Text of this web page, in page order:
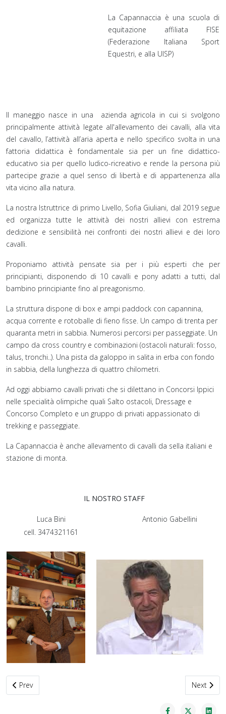
La Capannaccia è una scuola di
equitazione affiliata FISE
(Federazione Italiana Sport
Equestri, e alla UISP)
Il maneggio nasce in una azienda agricola in cui si svolgono
principalmente attività legate all'allevamento dei cavalli, alla vita
del cavallo, l’attività all’aria aperta e nello specifico svolta in una
fattoria didattica è fondamentale sia per un fine didattico-
educativo sia per quello ludico-ricreativo e rende la persona più
partecipe grazie a quel senso di libertà e di appartenenza alla
vita vicino alla natura.
La nostra Istruttrice di primo Livello, Sofia Giuliani, dal 2019 segue
ed organizza tutte le attività dei nostri allievi con estrema
dedizione e sensibilità nei confronti dei nostri allievi e dei loro
cavalli.
Proponiamo attività pensate sia per i più esperti che per
principianti, disponendo di 10 cavalli e pony adatti a tutti, dal
bambino principiante fino al preagonismo.
La struttura dispone di box e ampi paddock con capannina,
acqua corrente e rotoballe di fieno fisse. Un campo di trenta per
quaranta metri in sabbia. Numerosi percorsi per passeggiate. Un
campo da cross country e combinazioni (ostacoli naturali: fosso,
talus, tronchi..). Una pista da galoppo in salita in erba con fondo
in sabbia, della lunghezza di quattro chilometri.
Ad oggi abbiamo cavalli privati che si dilettano in Concorsi Ippici
nelle specialità olimpiche quali Salto ostacoli, Dressage e
Concorso Completo e un gruppo di privati appassionato di
trekking e passeggiate.
La Capannaccia è anche allevamento di cavalli da sella italiani e
stazione di monta.
IL NOSTRO STAFF
Luca Bini
Antonio Gabellini
cell. 3474321161
Previous article: La Scuderia - Maneggio - Regolamento
Prev Next
Next